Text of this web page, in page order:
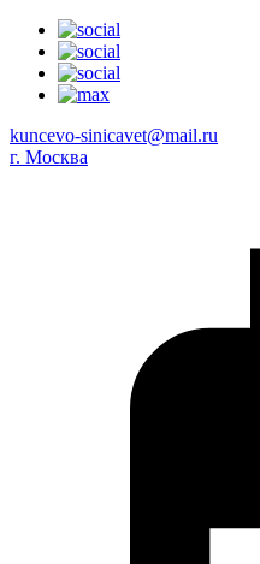
kuncevo-sinicavet@mail.ru
г. Москва